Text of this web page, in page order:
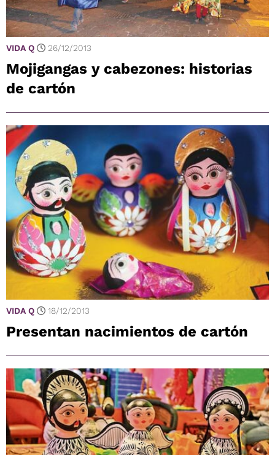
VIDA Q 26/12/2013
Mojigangas y cabezones: historias
de cartón
VIDA Q 18/12/2013
Presentan nacimientos de cartón